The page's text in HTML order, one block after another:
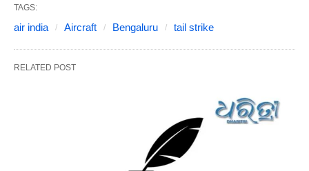
TAGS:
air india Aircraft Bengaluru tail strike
RELATED POST